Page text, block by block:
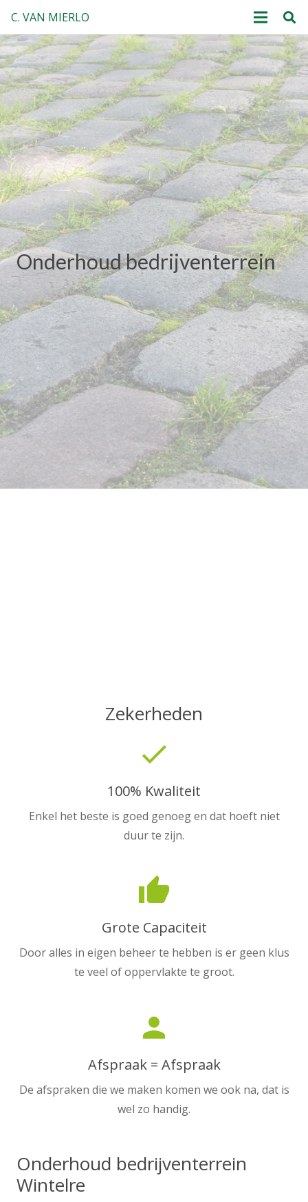
C. VAN MIERLO
Onderhoud bedrijventerrein
Zekerheden
done
100% Kwaliteit
Enkel het beste is goed genoeg en dat hoeft niet
duur te zijn.
thumb_up
Grote Capaciteit
Door alles in eigen beheer te hebben is er geen klus
te veel of oppervlakte te groot.
person
Afspraak = Afspraak
De afspraken die we maken komen we ook na, dat is
wel zo handig.
Onderhoud bedrijventerrein
Wintelre